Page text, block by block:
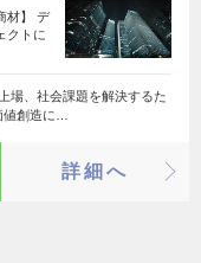
材】 デ
クトに
場、社会課題を解決するた
創造に…
詳細へ